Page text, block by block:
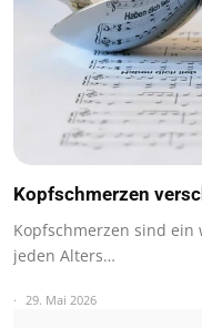
Kopfschmerzen
Kopfschmerzen sind ein
jeden Alters…
29. Mai 2026